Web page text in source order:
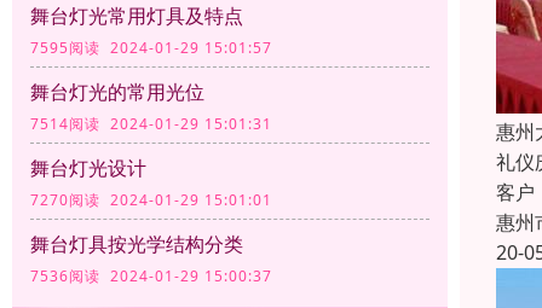
舞台灯光常用灯具及特点
7595阅读 2024-01-29 15:01:57
舞台灯光的常用光位
7514阅读 2024-01-29 15:01:31
舞台灯光设计
7270阅读 2024-01-29 15:01:01
舞台灯具按光学结构分类
7536阅读 2024-01-29 15:00:37
惠州
礼仪
客户
惠州
20-